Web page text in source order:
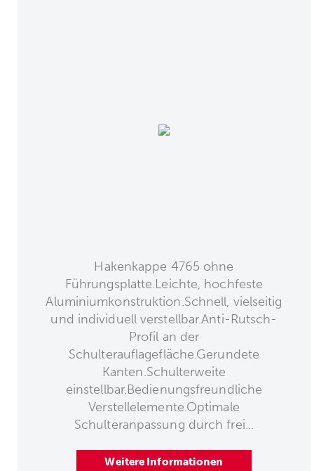
Hakenkappe 4765 ohne
Führungsplatte.Leichte, hochfeste
Aluminiumkonstruktion.Schnell, vielseitig
und individuell verstellbar.Anti-Rutsch-
Profil an der
Schulterauflagefläche.Gerundete
Kanten.Schulterweite
einstellbar.Bedienungsfreundliche
Verstellelemente.Optimale
Schulteranpassung durch frei...
Weitere Informationen